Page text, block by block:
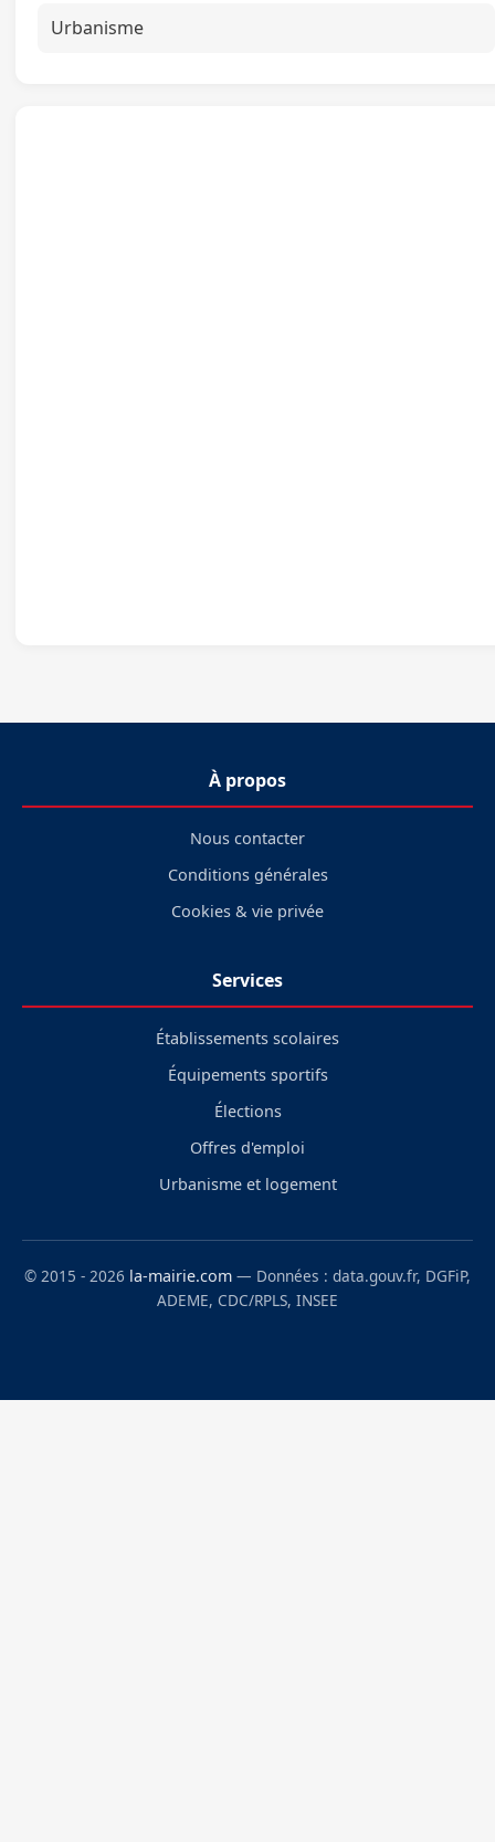
Urbanisme
À propos
Nous contacter
Conditions générales
Cookies & vie privée
Services
Établissements scolaires
Équipements sportifs
Élections
Offres d'emploi
Urbanisme et logement
© 2015 - 2026 la-mairie.com — Données : data.gouv.fr, DGFiP,
ADEME, CDC/RPLS, INSEE